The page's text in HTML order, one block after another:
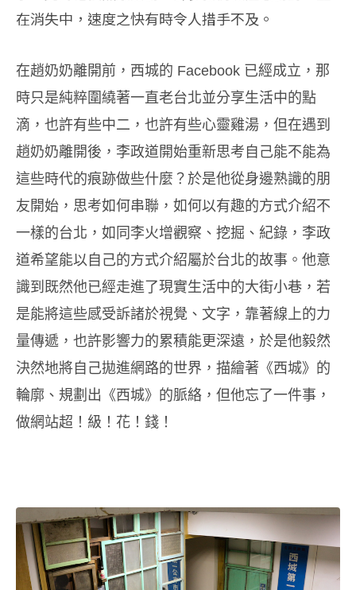
在消失中，速度之快有時令人措手不及。
在趙奶奶離開前，西城的 Facebook 已經成立，那
時只是純粹圍繞著一直老台北並分享生活中的點
滴，也許有些中二，也許有些心靈雞湯，但在遇到
趙奶奶離開後，李政道開始重新思考自己能不能為
這些時代的痕跡做些什麼？於是他從身邊熟識的朋
友開始，思考如何串聯，如何以有趣的方式介紹不
一樣的台北，如同李火增觀察、挖掘、紀錄，李政
道希望能以自己的方式介紹屬於台北的故事。他意
識到既然他已經走進了現實生活中的大街小巷，若
是能將這些感受訴諸於視覺、文字，靠著線上的力
量傳遞，也許影響力的累積能更深遠，於是他毅然
決然地將自己拋進網路的世界，描繪著 《西城》 的
輪廓、規劃出 《西城》 的脈絡，但他忘了一件事，
做網站超！級！花！錢！